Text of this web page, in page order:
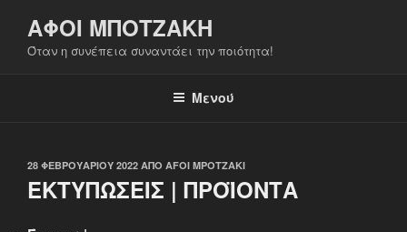
περιεχόμενο
ΑΦΟΙ ΜΠΟΤΖΑΚΗ
Όταν η συνέπεια συναντάει την ποιότητα!
Μενού
ΔΗΜΟΣΙΕΎΤΗΚΕ
ΣΤΙΣ
28 ΦΕΒΡΟΥΑΡΊΟΥ 2022 ΑΠΌ AFOI MPOTZAKI
ΕΚΤΥΠΩΣΕΙΣ | ΠΡΟΪΟΝΤΑ